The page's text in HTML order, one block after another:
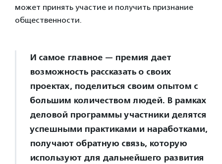
может принять участие и получить признание
общественности.
И самое главное — премия дает
возможность рассказать о своих
проектах, поделиться своим опытом с
большим количеством людей. В рамках
деловой программы участники делятся
успешными практиками и наработками,
получают обратную связь, которую
используют для дальнейшего развития